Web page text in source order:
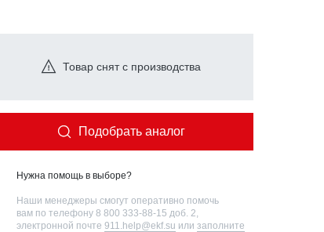
Товар снят с производства
Подобрать аналог
Нужна помощь в выборе?
Наши менеджеры смогут оперативно помочь
вам по телефону 8 800 333-88-15 доб. 2,
электронной почте 911.help@ekf.su или заполните